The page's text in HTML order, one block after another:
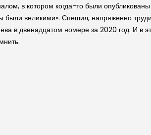
в котором когда-то были
великими». Спешил, напряженно
в двенадцатом номере за 2020 год. И в